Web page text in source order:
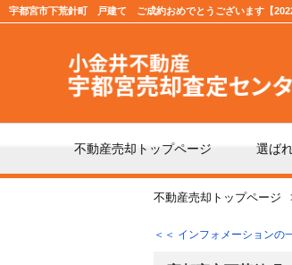
宇都宮市下荒針町 戸建て ご成約おめでとうございます【
不動産売却トップページ 選ば
不動産の売却の流れ
不動産売却トップページ
＜＜ インフォメーションの